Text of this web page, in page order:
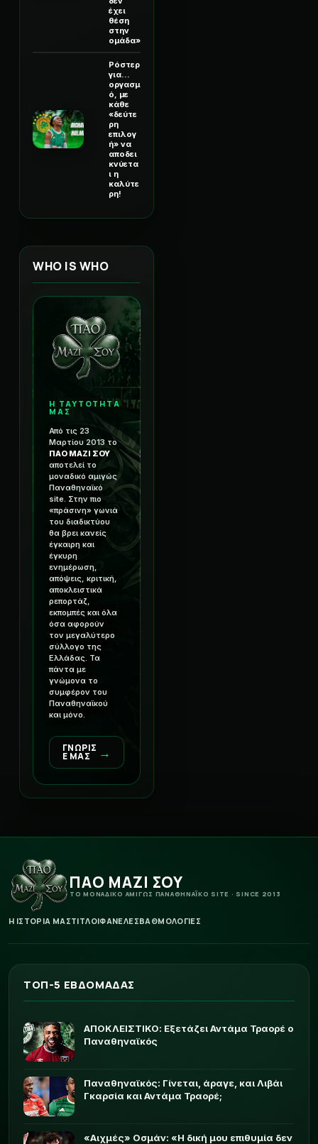
έχει
θέση
στην
ομάδα»
Ρόστερ
για...
οργασμ
ό, με
κάθε
«δεύτε
ρη
επιλογ
ή» να
αποδει
κνύετα
ι η
καλύτε
ρη!
WHO IS WHO
Η ΤΑΥΤΟΤΗΤΑ
ΜΑΣ
Από τις 23
Μαρτίου 2013 το
ΠΑΟ ΜΑΖΙ ΣΟΥ
αποτελεί το
μοναδικό αμιγώς
Παναθηναϊκό
site. Στην πιο
«πράσινη» γωνιά
του διαδικτύου
θα βρει κανείς
έγκαιρη και
έγκυρη
ενημέρωση,
απόψεις, κριτική,
αποκλειστικά
ρεπορτάζ,
εκπομπές και όλα
όσα αφορούν
τον μεγαλύτερο
σύλλογο της
Ελλάδας. Τα
πάντα με
γνώμονα το
συμφέρον του
Παναθηναϊκού
και μόνο.
ΓΝΩΡΙΣ
Ε ΜΑΣ →
ΠΑΟ ΜΑΖΙ ΣΟΥ
ΤΟ ΜΟΝΑΔΙΚΟ ΑΜΙΓΩΣ ΠΑΝΑΘΗΝΑΪΚΟ SITE · SINCE 2013
Η ΙΣΤΟΡΙΑ ΜΑΣΤΙΤΛΟΙΦΑΝΕΛΕΣΒΑΘΜΟΛΟΓΙΕΣ
ΤΟΠ-5 ΕΒΔΟΜΑΔΑΣ
ΑΠΟΚΛΕΙΣΤΙΚΟ: Εξετάζει Αντάμα Τραορέ ο
Παναθηναϊκός
Παναθηναϊκός: Γίνεται, άραγε, και Λιβάι
Γκαρσία και Αντάμα Τραορέ;
«Αιχμές» Οσμάν: «Η δική μου επιθυμία δεν